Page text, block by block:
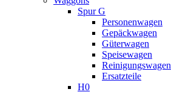
Spur G
Personenwagen
Gepäckwagen
Güterwagen
Speisewagen
Reinigungswagen
Ersatzteile
H0